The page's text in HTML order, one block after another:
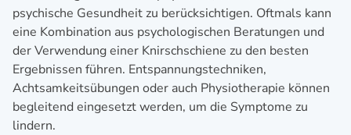
psychische Gesundheit zu berücksichtigen. Oftmals kann
eine Kombination aus psychologischen Beratungen und
der Verwendung einer Knirschschiene zu den besten
Ergebnissen führen. Entspannungstechniken,
Achtsamkeitsübungen oder auch Physiotherapie können
begleitend eingesetzt werden, um die Symptome zu
lindern.